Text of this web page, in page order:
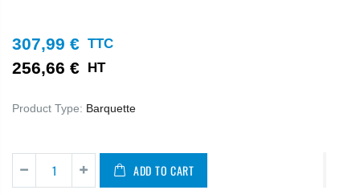
307,99 € TTC
256,66 € HT
Product Type: Barquette
ADD TO CART